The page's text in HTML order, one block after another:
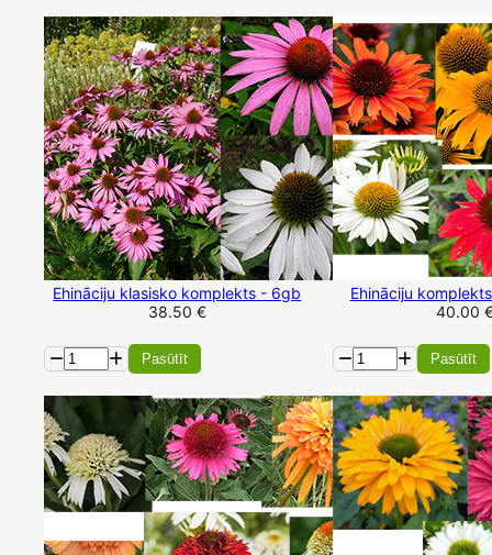
Ehināciju klasisko komplekts - 6gb
38.50 €
Pasūtīt
Ehināciju
40.00
Pasūtīt